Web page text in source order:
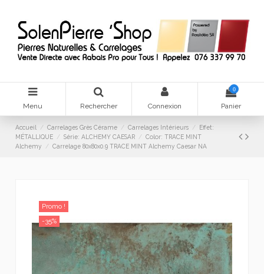
Menu Rechercher Connexion
0
Panier
Accueil Carrelages Grès Cérame Carrelages Intérieurs
Effet:
MÉTALLIQUE
Série: ALCHEMY CAESAR
Color: TRACE MINT
Alchemy
Carrelage 80x80x0.9 TRACE MINT Alchemy Caesar NA
Promo !
-35%